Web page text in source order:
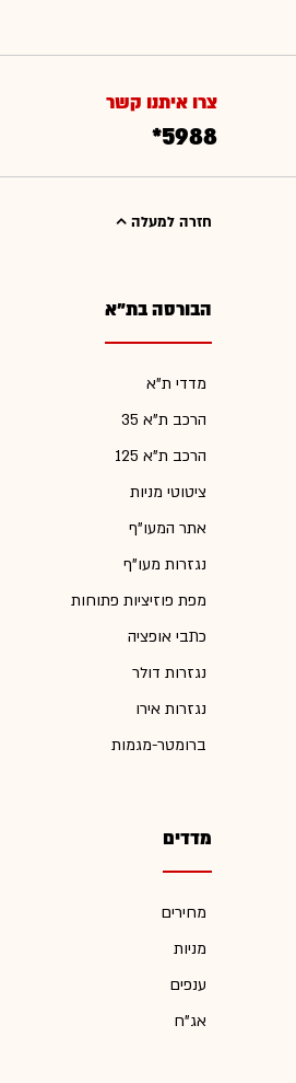
צרו איתנו קשר
*5988
חזרה למעלה
הבורסה בת"א
מדדי ת"א
הרכב ת"א 35
הרכב ת"א 125
ציטוטי מניות
אתר המעו"ף
נגזרות מעו"ף
מפת פוזיציות פתוחות
כתבי אופציה
נגזרות דולר
נגזרות אירו
ברומטר-מגמות
מדדים
מחירים
מניות
ענפים
אג"ח